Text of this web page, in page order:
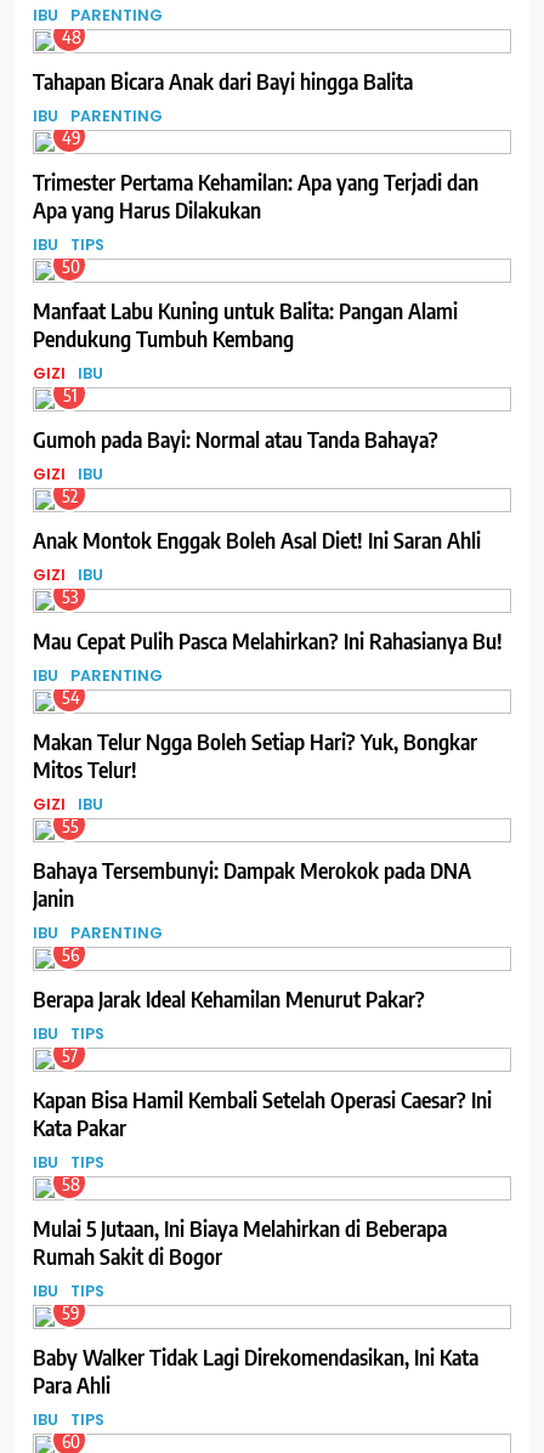
IBU PARENTING
48
Tahapan Bicara Anak dari Bayi hingga Balita
IBU PARENTING
49
Trimester Pertama Kehamilan: Apa yang Terjadi dan
Apa yang Harus Dilakukan
IBU TIPS
50
Manfaat Labu Kuning untuk Balita: Pangan Alami
Pendukung Tumbuh Kembang
GIZI IBU
51
Gumoh pada Bayi: Normal atau Tanda Bahaya?
GIZI IBU
52
Anak Montok Enggak Boleh Asal Diet! Ini Saran Ahli
GIZI IBU
53
Mau Cepat Pulih Pasca Melahirkan? Ini Rahasianya Bu!
IBU PARENTING
54
Makan Telur Ngga Boleh Setiap Hari? Yuk, Bongkar
Mitos Telur!
GIZI IBU
55
Bahaya Tersembunyi: Dampak Merokok pada DNA
Janin
IBU PARENTING
56
Berapa Jarak Ideal Kehamilan Menurut Pakar?
IBU TIPS
57
Kapan Bisa Hamil Kembali Setelah Operasi Caesar? Ini
Kata Pakar
IBU TIPS
58
Mulai 5 Jutaan, Ini Biaya Melahirkan di Beberapa
Rumah Sakit di Bogor
IBU TIPS
59
Baby Walker Tidak Lagi Direkomendasikan, Ini Kata
Para Ahli
IBU TIPS
60